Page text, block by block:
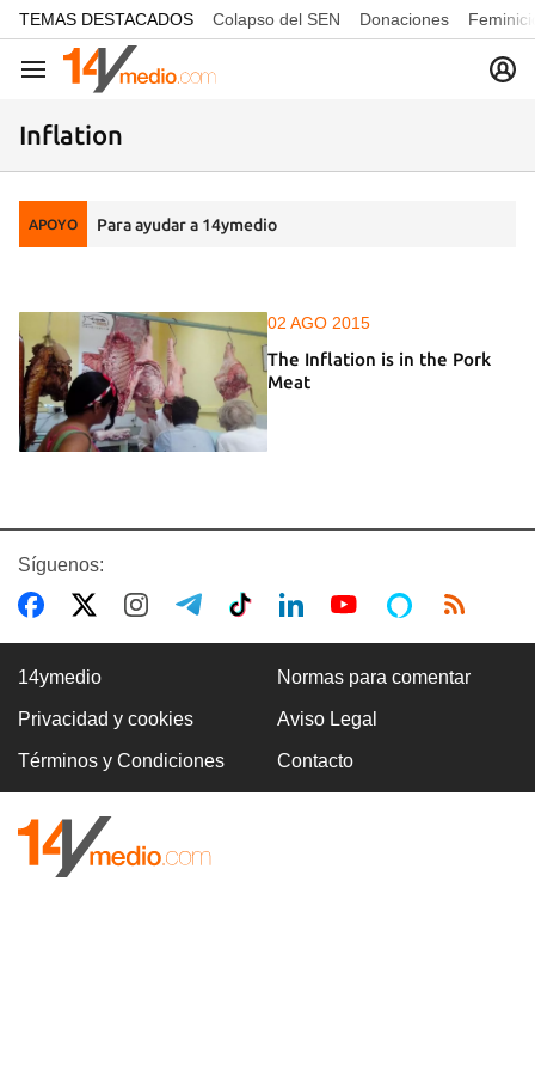
common.go-to-content
TEMAS DESTACADOS Colapso del SEN Donaciones
Navegación
Inflation
APOYO Para ayudar a 14ymedio
02 AGO 2015
The Inflation is in the Pork
Meat
Síguenos:
14ymedio Normas para comentar
Privacidad y cookies Aviso Legal
Términos y Condiciones Contacto